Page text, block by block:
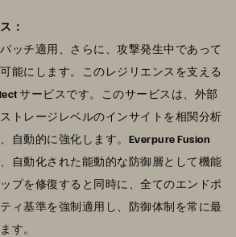
：
ッチ適用、さらに、攻撃発生中であって
能にします。このレジリエンスを支える
サービスです。このサービスは、外部
トレージレベルのインサイトを相関分析
自動的に強化します。 Everpure Fusion
自動化された能動的な防御層として機能
プを修復すると同時に、全てのエンドポ
ィ基準を強制適用し、防御体制を常に最
す。